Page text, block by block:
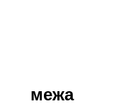
межа